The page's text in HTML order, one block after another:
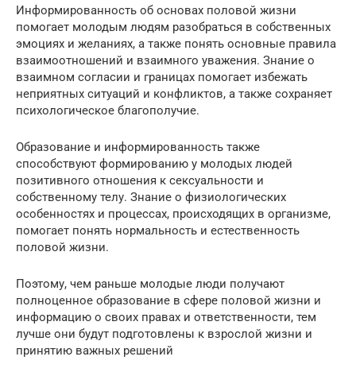
Информированность об основах половой жизни
помогает молодым людям разобраться в собственных
эмоциях и желаниях, а также понять основные правила
взаимоотношений и взаимного уважения. Знание о
взаимном согласии и границах помогает избежать
неприятных ситуаций и конфликтов, а также сохраняет
психологическое благополучие.
Образование и информированность также
способствуют формированию у молодых людей
позитивного отношения к сексуальности и
собственному телу. Знание о физиологических
особенностях и процессах, происходящих в организме,
помогает понять нормальность и естественность
половой жизни.
Поэтому, чем раньше молодые люди получают
полноценное образование в сфере половой жизни и
информацию о своих правах и ответственности, тем
лучше они будут подготовлены к взрослой жизни и
принятию важных решений